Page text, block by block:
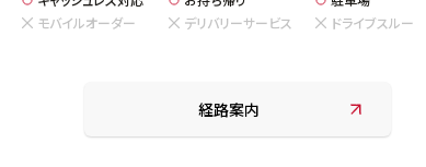
モバイルオーダー
デリバリーサービス ドライブスルー
経路案内